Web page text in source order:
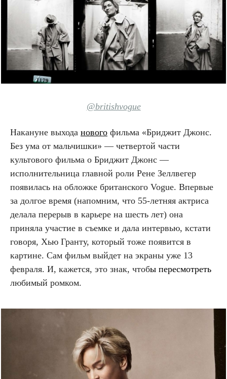
@britishvogue
Накануне выхода нового фильма «Бриджит Джонс.
Без ума от мальчишки» — четвертой части
культового фильма о Бриджит Джонс —
исполнительница главной роли Рене Зеллвегер
появилась на обложке британского Vogue. Впервые
за долгое время (напомним, что 55-летняя актриса
делала перерыв в карьере на шесть лет) она
приняла участие в съемке и дала интервью, кстати
говоря, Хью Гранту, который тоже появится в
картине. Сам фильм выйдет на экраны уже 13
февраля. И, кажется, это знак, чтобы пересмотреть
любимый ромком.